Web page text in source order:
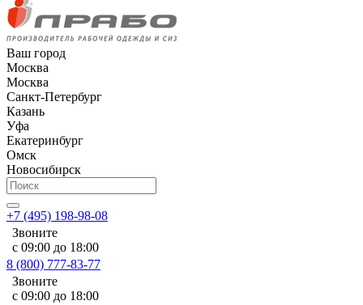
Ваш город
Москва
Москва
Санкт-Петербург
Казань
Уфа
Екатеринбург
Омск
Новосибирск
+7 (495) 198-98-08
Звоните
с 09:00 до 18:00
8 (800) 777-83-77
Звоните
с 09:00 до 18:00